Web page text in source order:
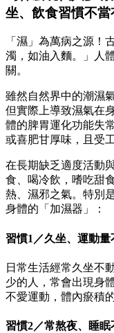
坐、飲食習慣不當
「濕」為萬病之源！
濁，如油入麵。」人
關。
雖然自然界中的潮濕
但實際上導致濕氣在
體的脾胃運化功能失
或喜肥甘厚味，且受
在長期缺乏適度活動
食、喝冷飲，嗜吃甜
熱、濕邪之氣。特別
身體的「加濕器」：
習慣1／久坐、運動量
日常生活經常久坐不
少的人，常會出現身
不愛運動，體內瘀積
習慣2／常熬夜、睡眠